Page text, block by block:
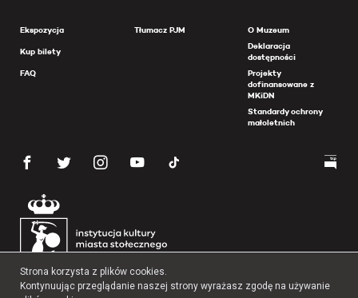
Ekspozycja
Kup bilety
FAQ
Tłumacz PJM
O Muzeum
Deklaracja
dostępności
Projekty
dofinansowane z
MKiDN
Standardy ochrony
małoletnich
Strona korzysta z plików cookies.
Kontynuując przeglądanie naszej strony wyrażasz zgodę na używanie